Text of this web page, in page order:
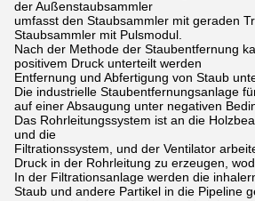
der Außenstaubsammler
umfasst den Staubsammler mit geraden
Staubsammler mit Pulsmodul.
Nach der Methode der Staubentfernung
positivem Druck unterteilt werden
Entfernung und Abfertigung von Staub
Die industrielle Staubentfernungsanlage
auf einer Absaugung unter negativen
Das Rohrleitungssystem ist an die
und die
Filtrationssystem, und der Ventilator
Druck in der Rohrleitung zu erzeugen,
In der Filtrationsanlage werden die
Staub und andere Partikel in die Pipeline